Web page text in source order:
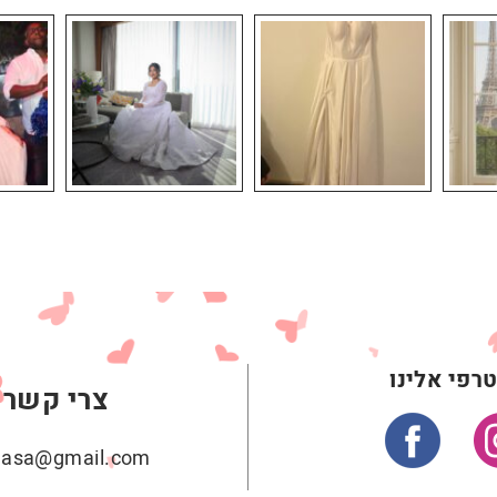
אלינו
צרי